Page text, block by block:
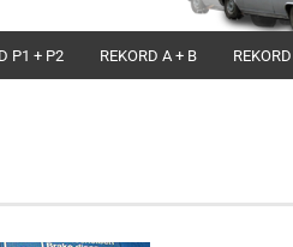
Lieferland
Passwort
P1 + P2 REKORD A + B